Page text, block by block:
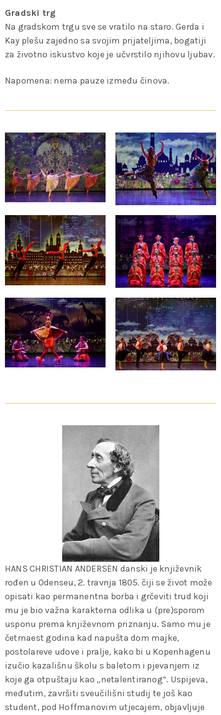
Gradski trg
Na gradskom trgu sve se vratilo na staro. Gerda i
Kay plešu zajedno sa svojim prijateljima, bogatiji
za životno iskustvo koje je učvrstilo njihovu ljubav.
Napomena: nema pauze između činova.
HANS CHRISTIAN ANDERSEN danski je književnik
rođen u Odenseu, 2. travnja 1805. čiji se život može
opisati kao permanentna borba i grčeviti trud koji
mu je bio važna karakterna odlika u (pre)sporom
usponu prema književnom priznanju. Samo mu je
četrnaest godina kad napušta dom majke,
postolareve udove i pralje, kako bi u Kopenhagenu
izučio kazališnu školu s baletom i pjevanjem iz
koje ga otpuštaju kao „netalentiranog“. Uspijeva,
međutim, završiti sveučilišni studij te još kao
student, pod Hoffmanovim utjecajem, objavljuje